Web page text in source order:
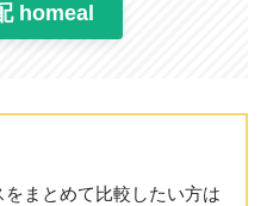
homeal
まとめて比較したい方は